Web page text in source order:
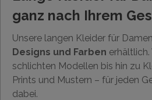
ganz nach Ihrem
Unsere langen Kleider für
Designs und Farben erhältlich.
schlichten Modellen bis hin zu
Prints und Mustern – für jeden
dabei.